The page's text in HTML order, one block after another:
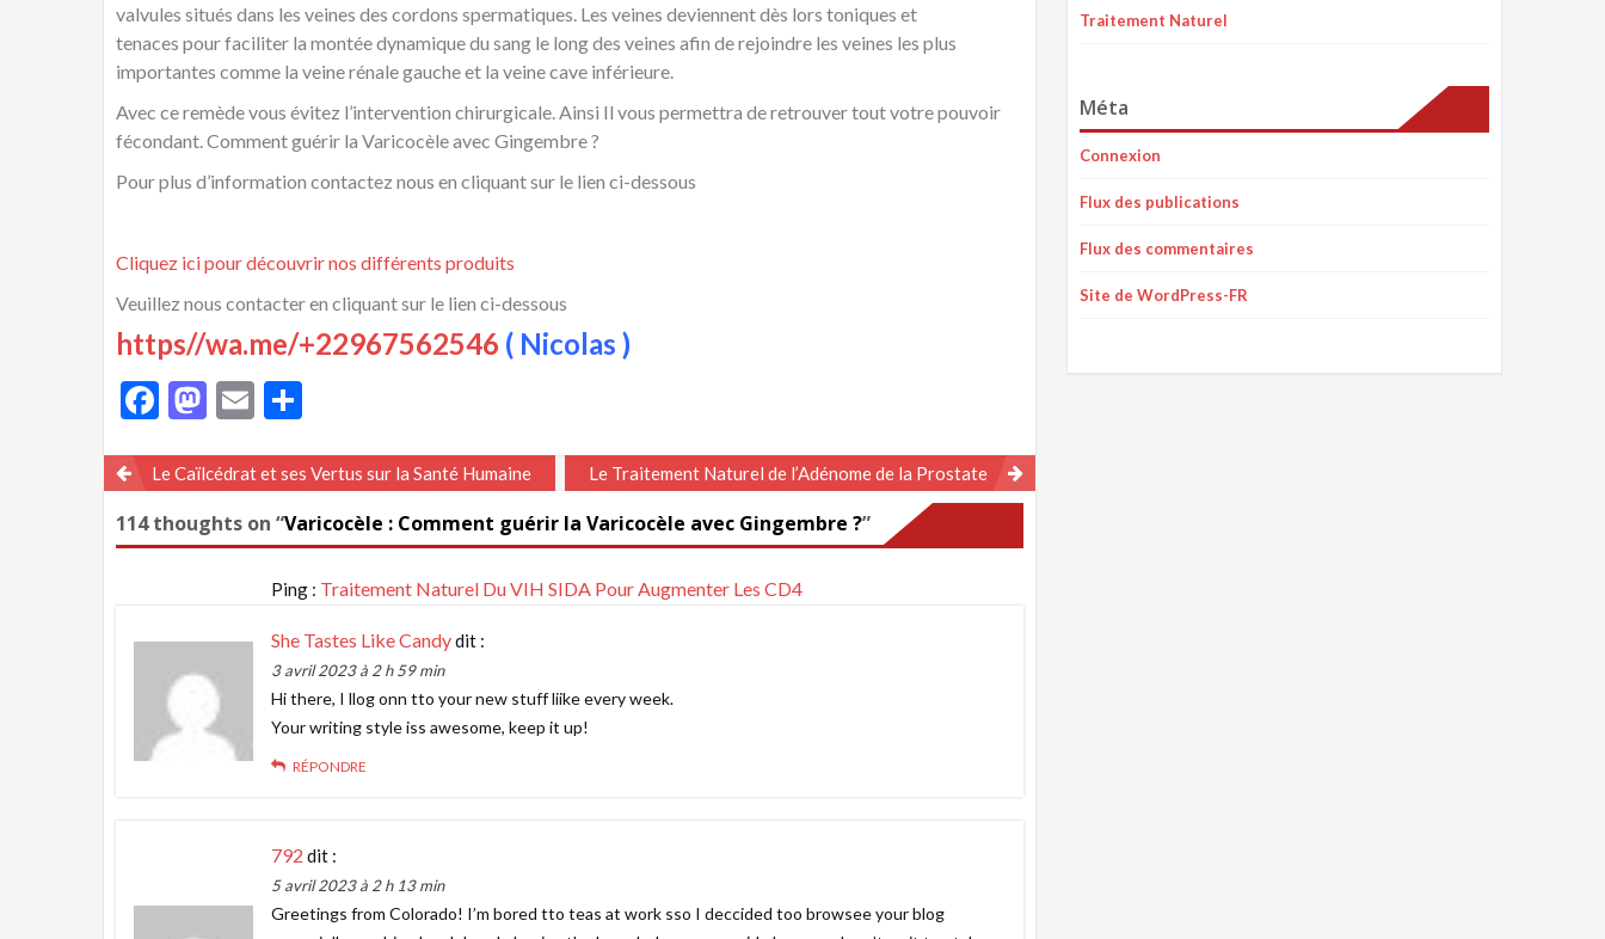
valvules situés dans les veines des cordons spermatiques. Les veines deviennent dès lors toniques et
tenaces pour faciliter la montée dynamique du sang le long des veines afin de rejoindre les veines les plus
importantes comme la veine rénale gauche et la veine cave inférieure.
Avec ce remède vous évitez l’intervention chirurgicale. Ainsi Il vous permettra de retrouver tout votre pouvoir
fécondant. Comment guérir la Varicocèle avec Gingembre ?
Pour plus d’information contactez nous en cliquant sur le lien ci-dessous
Cliquez ici pour découvrir nos différents produits
Veuillez nous contacter en cliquant sur le lien ci-dessous
https//wa.me/+22967562546 ( Nicolas )
Facebook
Mastodon
Email
Navigation
de
Le Caïlcédrat et ses Vertus sur la Santé Humaine Le Traitement Naturel de l’Adénome de la Prostate
114 thoughts on “Varicocèle : Comment guérir la Varicocèle avec Gingembre ?”
Ping : Traitement Naturel Du VIH SIDA Pour Augmenter Les CD4
She Tastes Like Candydit :
3 avril 2023 à 2 h 59 min
Hi there, I llog onn tto your new stuff liike every week.
Your writing style iss awesome, keep it up!
RÉPONDRE
792 dit :
5 avril 2023 à 2 h 13 min
Greetings from Colorado! I’m bored tto teas at work sso I deccided too browsee your blog
Traitement Naturel
Méta
Connexion
Flux des publications
Flux des commentaires
Site de WordPress-FR